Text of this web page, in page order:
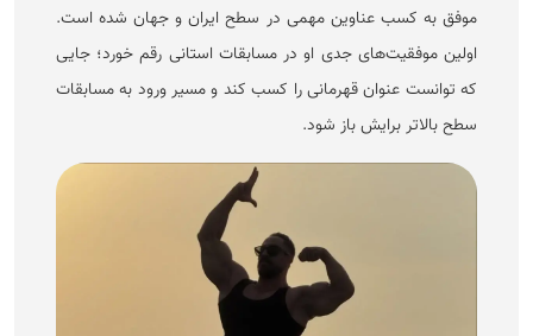
موفق به کسب عناوین مهمی در سطح ایران و جهان شده است.
اولین موفقیت‌های جدی او در مسابقات استانی رقم خورد؛ جایی
که توانست عنوان قهرمانی را کسب کند و مسیر ورود به مسابقات
سطح بالاتر برایش باز شود.